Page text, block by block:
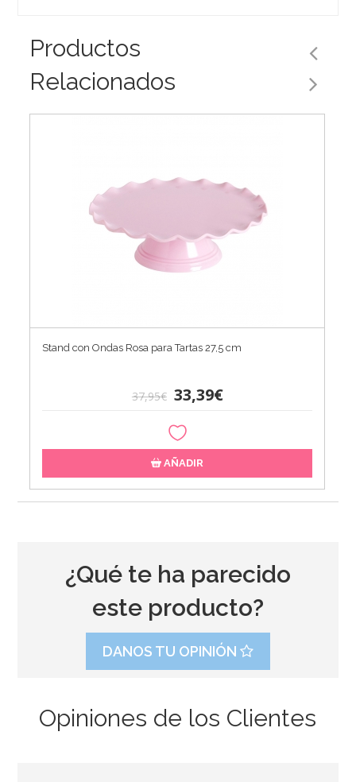
Productos
Relacionados
Stand con Ondas Rosa para Tartas 27,5 cm
37,95€ 33,39€
AÑADIR
¿Qué te ha parecido
este producto?
DANOS TU OPINIÓN
Opiniones de los Clientes